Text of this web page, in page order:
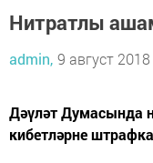
Нитратлы
admin, 9 август
Дәүләт Думасында
кибетләрне